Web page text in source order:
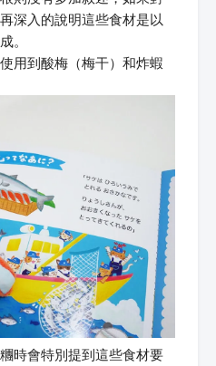
深入的說明這些食材是以
。
用到酸梅（梅干）和炸蝦
時會特別提到這些食材要